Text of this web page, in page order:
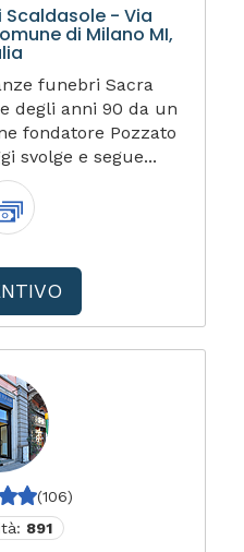
Scaldasole - Via
di Milano MI,
funebri Sacra
degli anni 90 da un
fondatore Pozzato
svolge e segue...
(106)
891